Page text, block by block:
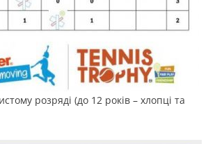
розряді (до 12 років – хлопці та